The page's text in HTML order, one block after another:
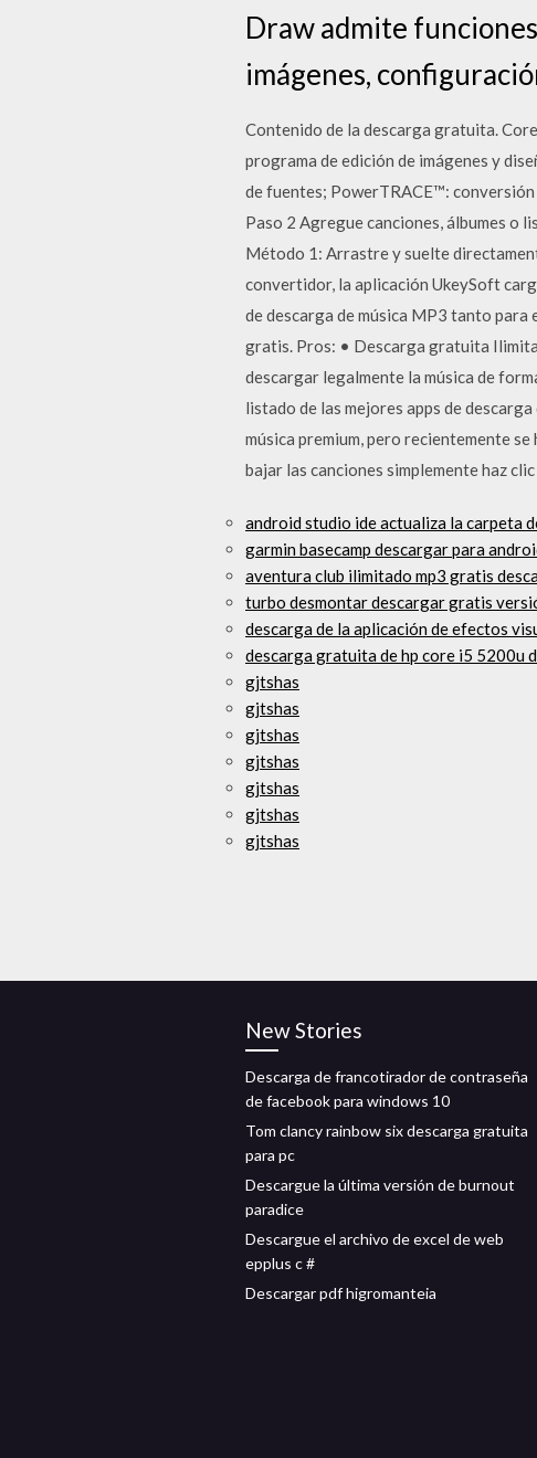
Draw admite
imágenes,
Contenido de la descarga gratuita.
programa de edición de imágenes y
de fuentes; PowerTRACE™: conversión
Paso 2 Agregue canciones, álbumes o
Método 1: Arrastre y suelte
convertidor, la aplicación UkeySoft
de descarga de música MP3 tanto
gratis. Pros: • Descarga gratuita
descargar legalmente la música de
listado de las mejores apps de
música premium, pero recientemente
bajar las canciones simplemente haz
android studio ide actualiza la carpeta
garmin basecamp descargar para
aventura club ilimitado mp3 gratis
turbo desmontar descargar gratis
descarga de la aplicación de efectos
descarga gratuita de hp core i5 5200u
gjtshas
gjtshas
gjtshas
gjtshas
gjtshas
gjtshas
gjtshas
New Stories
Descarga de francotirador de contraseña
de facebook para windows 10
Tom clancy rainbow six descarga gratuita
para pc
Descargue la última versión de burnout
paradice
Descargue el archivo de excel de web
epplus c #
Descargar pdf higromanteia